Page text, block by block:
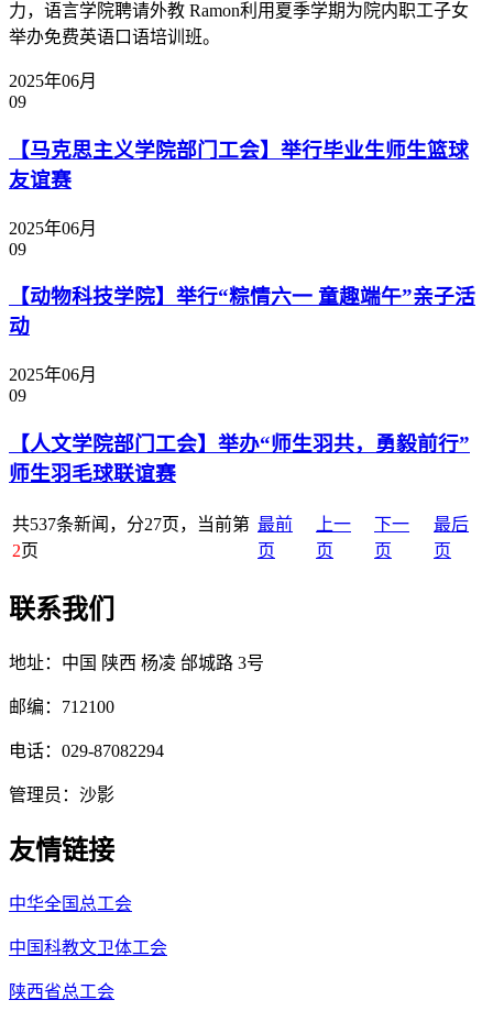
力，语言学院聘请外教 Ramon利用夏季学期为院内职工子女
举办免费英语口语培训班。
2025年06月
09
【马克思主义学院部门工会】举行毕业生师生篮球
友谊赛
2025年06月
09
【动物科技学院】举行“粽情六一 童趣端午”亲子活
动
2025年06月
09
【人文学院部门工会】举办“师生羽共，勇毅前行”
师生羽毛球联谊赛
共537条新闻，分27页，当前第
2页
最前
页
上一
页
下一
页
最后
页
联系我们
地址：中国 陕西 杨凌 邰城路 3号
邮编：712100
电话：029-87082294
管理员：沙影
友情链接
中华全国总工会
中国科教文卫体工会
陕西省总工会